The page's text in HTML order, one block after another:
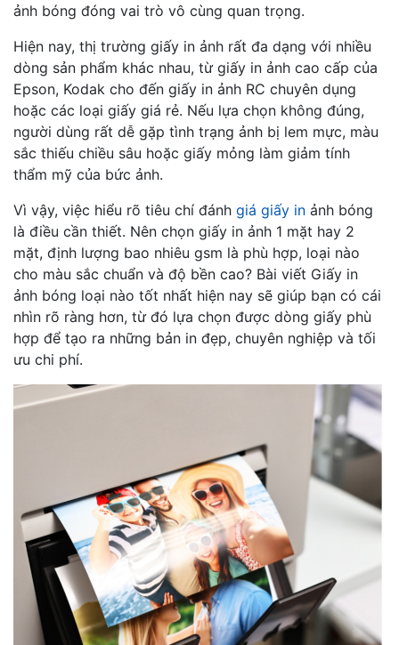
ảnh bóng đóng vai trò vô cùng quan trọng.
Hiện nay, thị trường giấy in ảnh rất đa dạng với nhiều
dòng sản phẩm khác nhau, từ giấy in ảnh cao cấp của
Epson, Kodak cho đến giấy in ảnh RC chuyên dụng
hoặc các loại giấy giá rẻ. Nếu lựa chọn không đúng,
người dùng rất dễ gặp tình trạng ảnh bị lem mực, màu
sắc thiếu chiều sâu hoặc giấy mỏng làm giảm tính
thẩm mỹ của bức ảnh.
Vì vậy, việc hiểu rõ tiêu chí đánh giá giấy in ảnh bóng
là điều cần thiết. Nên chọn giấy in ảnh 1 mặt hay 2
mặt, định lượng bao nhiêu gsm là phù hợp, loại nào
cho màu sắc chuẩn và độ bền cao? Bài viết Giấy in
ảnh bóng loại nào tốt nhất hiện nay sẽ giúp bạn có cái
nhìn rõ ràng hơn, từ đó lựa chọn được dòng giấy phù
hợp để tạo ra những bản in đẹp, chuyên nghiệp và tối
ưu chi phí.